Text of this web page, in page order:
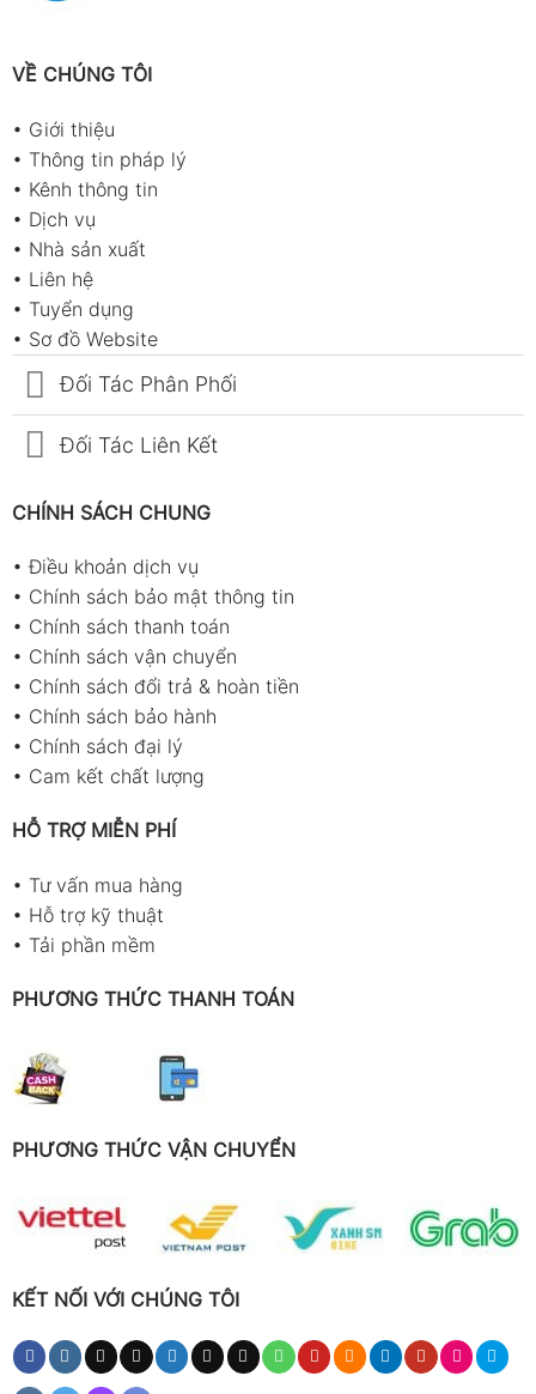
VỀ CHÚNG TÔI
• Giới thiệu
• Thông tin pháp lý
• Kênh thông tin
• Dịch vụ
• Nhà sản xuất
• Liên hệ
• Tuyển dụng
• Sơ đồ Website
Đối Tác Phân Phối
Đối Tác Liên Kết
CHÍNH SÁCH CHUNG
•Điều khoản dịch vụ
• Chính sách bảo mật thông tin
• Chính sách thanh toán
• Chính sách vận chuyển
• Chính sách đổi trả & hoàn tiền
• Chính sách bảo hành
• Chính sách đại lý
• Cam kết chất lượng
HỖ TRỢ MIỄN PHÍ
• Tư vấn mua hàng
• Hỗ trợ kỹ thuật
• Tải phần mềm
PHƯƠNG THỨC THANH TOÁN
PHƯƠNG THỨC VẬN CHUYỂN
KẾT NỐI VỚI CHÚNG TÔI